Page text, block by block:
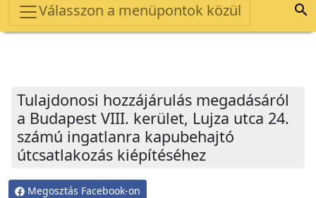
Válasszon a menüpontok közül 
Tulajdonosi hozzájárulás megadásáról
a Budapest VIII. kerület, Lujza utca 24.
számú ingatlanra kapubehajtó
útcsatlakozás kiépítéséhez
Megosztás Facebook-on